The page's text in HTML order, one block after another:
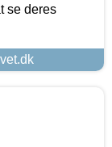
se deres